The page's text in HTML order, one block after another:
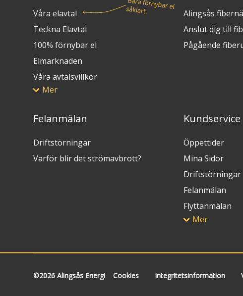
Våra elavtal
Teckna Elavtal
100% förnybar el
Elmarknaden
Våra avtalsvillkor
Mer
Alingsås
Anslut dig till
Pågående
Felanmälan
Driftstörningar
Varför blir det strömavbrott?
Kundservice
Öppettider
Mina Sidor
Driftstörningar
Felanmälan
Flyttanmälan
Mer
©2026 Alingsås Energi Cookies Integritetsinformation